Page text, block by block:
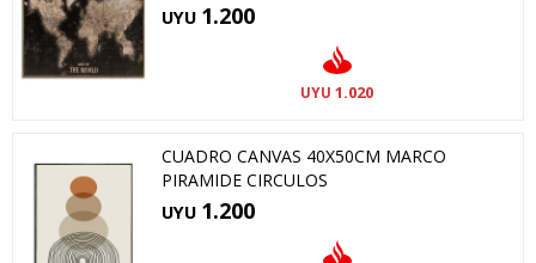
UYU 1.200
UYU 1.020
CUADRO CANVAS 40X50CM MARCO
PIRAMIDE CIRCULOS
UYU 1.200